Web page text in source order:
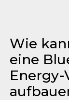
Wie
eine